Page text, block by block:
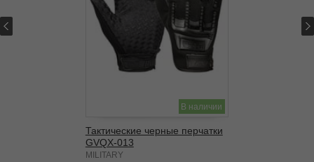
В наличии
Тактические черные перчатки
GVQX-013
MILITARY